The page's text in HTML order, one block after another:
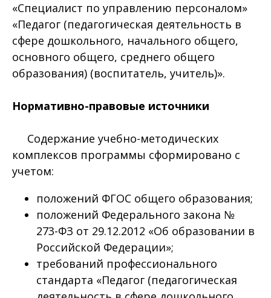
«Специалист по управлению персоналом»
«Педагог (педагогическая деятельность в
сфере дошкольного, начального общего,
основного общего, среднего общего
образования) (воспитатель, учитель)».
Нормативно-правовые источники
Содержание учебно-методических
комплексов программы сформировано с
учетом:
положений ФГОС общего образования;
положений Федерального закона №
273-ФЗ от 29.12.2012 «Об образовании в
Российской Федерации»;
требований профессионального
стандарта «Педагог (педагогическая